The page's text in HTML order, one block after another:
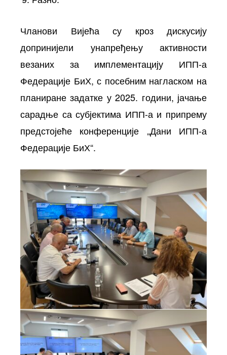
Чланови Вијећа су кроз дискусију
допринијели унапређењу активности
везаних за имплементацију ИПП-а
Федерације БиХ, с посебним нагласком на
планиране задатке у 2025. години, јачање
сарадње са субјектима ИПП-а и припрему
предстојеће конференције „Дани ИПП-а
Федерације БиХ“.